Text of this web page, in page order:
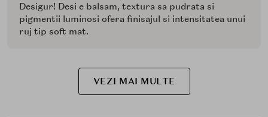
Desigur! Desi e balsam, textura sa pudrata si
pigmentii luminosi ofera finisajul si intensitatea unui
ruj tip soft mat.
VEZI MAI MULTE